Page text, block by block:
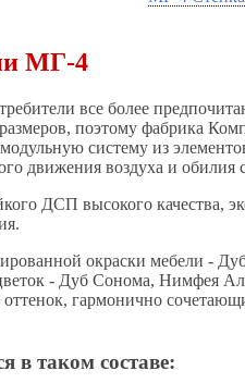
МГ-4
все более
поэтому фабрика
систему из
движения воздуха и обилия
ДСП высокого качества,
окраски мебели -
- Дуб Сонома, Нимфея
гармонично
в таком составе: